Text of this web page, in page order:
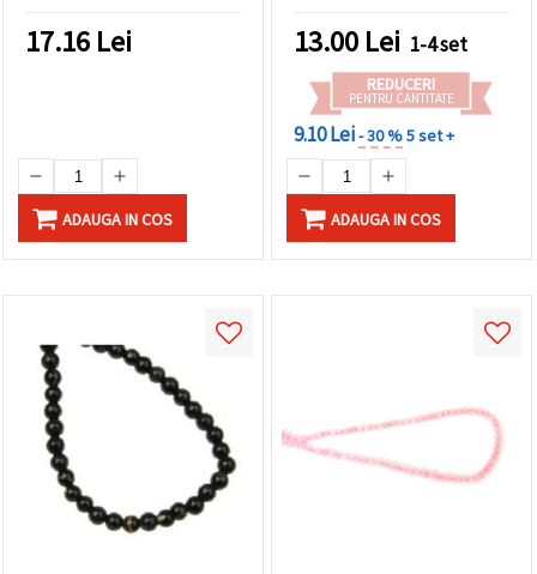
pentru brățări și coliere
DIY
17.16 Lei
ADAUGA IN COS
13.00 Lei 1-4 set
REDUCERI
PENTRU CANTITATE
9.10 Lei- 30 %5 set +
ADAUGA IN COS